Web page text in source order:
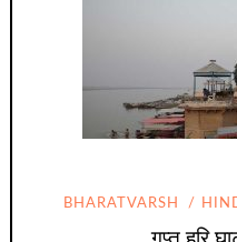
BHARATVARSH